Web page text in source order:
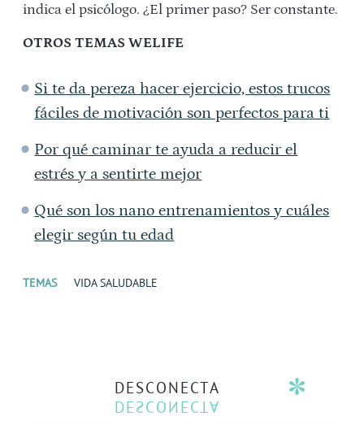
indica el psicólogo. ¿El primer paso? Ser constante.
OTROS TEMAS WELIFE
Si te da pereza hacer ejercicio, estos trucos
fáciles de motivación son perfectos para ti
Por qué caminar te ayuda a reducir el
estrés y a sentirte mejor
Qué son los nano entrenamientos y cuáles
elegir según tu edad
TEMAS VIDA SALUDABLE
DESCONECTA